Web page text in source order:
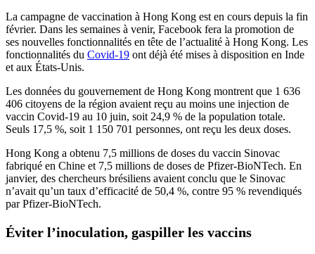
La campagne de vaccination à Hong Kong est en cours depuis la fin
février. Dans les semaines à venir, Facebook fera la promotion de
ses nouvelles fonctionnalités en tête de l’actualité à Hong Kong. Les
fonctionnalités du Covid-19 ont déjà été mises à disposition en Inde
et aux États-Unis.
Les données du gouvernement de Hong Kong montrent que 1 636
406 citoyens de la région avaient reçu au moins une injection de
vaccin Covid-19 au 10 juin, soit 24,9 % de la population totale.
Seuls 17,5 %, soit 1 150 701 personnes, ont reçu les deux doses.
Hong Kong a obtenu 7,5 millions de doses du vaccin Sinovac
fabriqué en Chine et 7,5 millions de doses de Pfizer-BioNTech. En
janvier, des chercheurs brésiliens avaient conclu que le Sinovac
n’avait qu’un taux d’efficacité de 50,4 %, contre 95 % revendiqués
par Pfizer-BioNTech.
Éviter l’inoculation, gaspiller les vaccins